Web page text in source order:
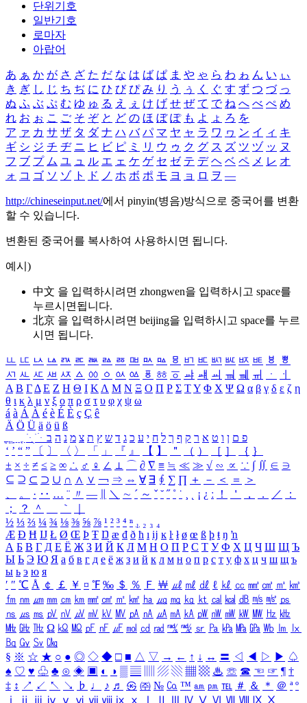
단위기호
일반기호
로마자
아랍어
あ ぁ か が さ ざ た だ な は ば ぱ ま や ゃ ら わ ゎ ん い ぃ
き ぎ し じ ち ぢ に ひ び ぴ み り う ぅ く ぐ す ず つ づ っ
ぬ ふ ぶ ぷ む ゆ ゅ る え ぇ け げ せ ぜ て で ね へ べ ぺ め
れ お ぉ こ ご そ ぞ と ど の ほ ぼ ぽ も よ ょ ろ を
ア ァ カ サ ザ タ ダ ナ ハ バ パ マ ヤ ャ ラ ワ ヮ ン イ ィ キ
ギ シ ジ チ ヂ ニ ヒ ビ ピ ミ リ ウ ゥ ク グ ス ズ ツ ヅ ッ ヌ
フ ブ プ ム ユ ュ ル エ ェ ケ ゲ セ ゼ テ デ ヘ ベ ペ メ レ オ
ォ コ ゴ ソ ゾ ト ド ノ ホ ボ ポ モ ヨ ョ ロ ヲ ―
http://chineseinput.net/에서 pinyin(병음)방식으로 중국어를 변환
할 수 있습니다.
변환된 중국어를 복사하여 사용하시면 됩니다.
예시)
中文 을 입력하시려면 zhongwen을 입력하시고 space를
누르시면됩니다.
北京 을 입력하시려면 beijing을 입력하시고 space를 누르
시면 됩니다.
ㅥ ㅦ ㅧ ㅨ ㅩ ㅪ ㅫ ㅬ ㅭ ㅮ ㅯ ㅰ ㅱ ㅲ ㅳ ㅴ ㅵ ㅶ ㅷ ㅸ
ㅹ
ㅺ ㅻ ㅼ ㅽ ㅾ ㅿ ㆀ ㆁ ㆂ ㆃ ㆄ ㆅ ㆆ ㆇ ㆈ ㆉ ㆊ ㆋ ㆌ ㆍ
ㆎ
Α Β ΓΔ Ε Ζ Η Θ Ι ΚΛ Μ Ν Ξ Ο Π Ρ Σ ΤΥ Φ Χ Ψ Ω α β γ δ ε ζ η
θ ι κ λ μ ν ξ ο π ρ σ τ υ φ χ ψ ω
á à Á À é è É È ç Ç ê
Ä Ö Ü ä ö ü ß
ִֶֹ ֻּ ׁׂ פ ם ן ו ט א ר ק ף ך ל ח י ע כ ג ד ש ץ ת צ מ נ ה ב
‘ ’ “ ” 〔 〕 〈 〉 「 」 『 』 【 】 ＂ （ ） ［ ］ ｛ ｝
± × ÷ ≠ ≤ ≥ ∞ ∴ ♂ ♀ ∠ ⊥ ⌒ ∂ ∇ ≡ ≒ ≪ ≫ √ ∽ ∝ ∵ ∫ ∬ ∈ ∋
⊆ ⊇ ⊂ ⊃ ∪ ∩ ∧ ∨ ￢ ⇒ ⇔ ∀ ∃ ∮ ∑ ∏ ＋ － ＜ ＝
＞
、
。 · ‥ … ¨ 〃 ― ＼ ∼ ´ ～ ˇ ˘ ˝ ˚ ˙ ¸ ¡ ¿ ː ！ ＇ ， ． ／
：
；
？ ＾ ｀
½ ⅓ ⅔ ¼ ¾ ⅛ ⅜ ⅝ ⅞ ¹ ² ³ ⁴ ⁿ ₁ ₂ ₃ ₄
Æ Ð Ħ Ĳ Ł Ø Œ Þ Ŧ Ŋ æ đ ð ħ ı ĳ ĸ ŀ ł ø œ ß þ ŧ ŋ ŉ
А Б В Г Д Е Ё Ж З И Й К Л М Н О П Р С Т У Ф Х Ц Ч Ш Щ Ъ
Ы Ь Э Ю Я а б в г д е ё ж з и й к л м н о п р с т у ф х ц ч ш щ ъ
ы ь э ю я
′ ″ ℃ Å ￠ ￡ ￥ ¤ ℉ ‰ ＄ ％ Ｆ ￦ ㎕ ㎖ ㎗ ℓ ㎘ ㏄ ㎣ ㎤ ㎥ ㎦
㎙ ㎚ ㎛ ㎜ ㎝ ㎞ ㎟ ㎠ ㎡ ㎢ ㏊ ㎍ ㎎ ㎏ ㏏ ㎈ ㎉ ㏈ ㎧ ㎨ ㎰
㎱ ㎲ ㎳ ㎴ ㎵ ㎶ ㎷ ㎸ ㎹ ㎀ ㎁ ㎂ ㎃ ㎄ ㎺ ㎻ ㎽ ㎾ ㎿ ㎐ ㎑
㎒ ㎓ ㎔ Ω ㏀ ㏁ ㎊ ㎋ ㎌ ㏖ ㏅ ㎭ ㎮ ㎯ ㏛ ㎩ ㎪ ㎫ ㎬ ㏝ ㏐
㏓
㏃ ㏉ ㏜ ㏆
§ ※ ☆ ★ ○ ● ◎ ◇ ◆ □ ■ △ ▽ → ← ↑ ↓ ↔ 〓 ◁ ◀ ▷ ▶ ♤
♠ ♡ ♥ ♧ ♣ ⊙ ◈ ▣ ◐ ◑ ▒ ▤ ▨ ▧ ▦ ▩ ♨ ☏ ☎ ☜ ☞ ¶ †
‡ ↕ ↗ ↙ ↖ ↘ ♭ ♩ ♪ ♬ ㉿ ㈜ № ㏇ ™ ㏂ ㏘ ℡ ＃ ＆ ＊ ＠ ª º
ⅰ
ⅱ ⅲ ⅳ ⅴ ⅵ ⅶ ⅷ ⅸ ⅹ Ⅳ Ⅴ Ⅵ Ⅶ Ⅷ Ⅸ Ⅹ